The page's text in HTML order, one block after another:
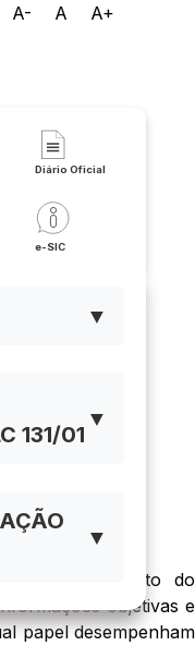
A- A A+
Diário Oficial
e-SIC
▼
131/01
▼
▼
um documento do
objetivas e
papel desempenham